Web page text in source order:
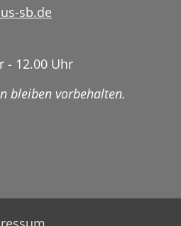
sb.de
- 12.00 Uhr
bleiben vorbehalten.